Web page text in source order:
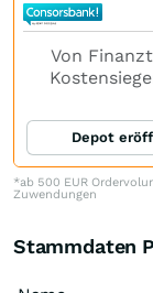
Von
Depot
*ab 500 EUR
Zuwendungen
Stammdaten